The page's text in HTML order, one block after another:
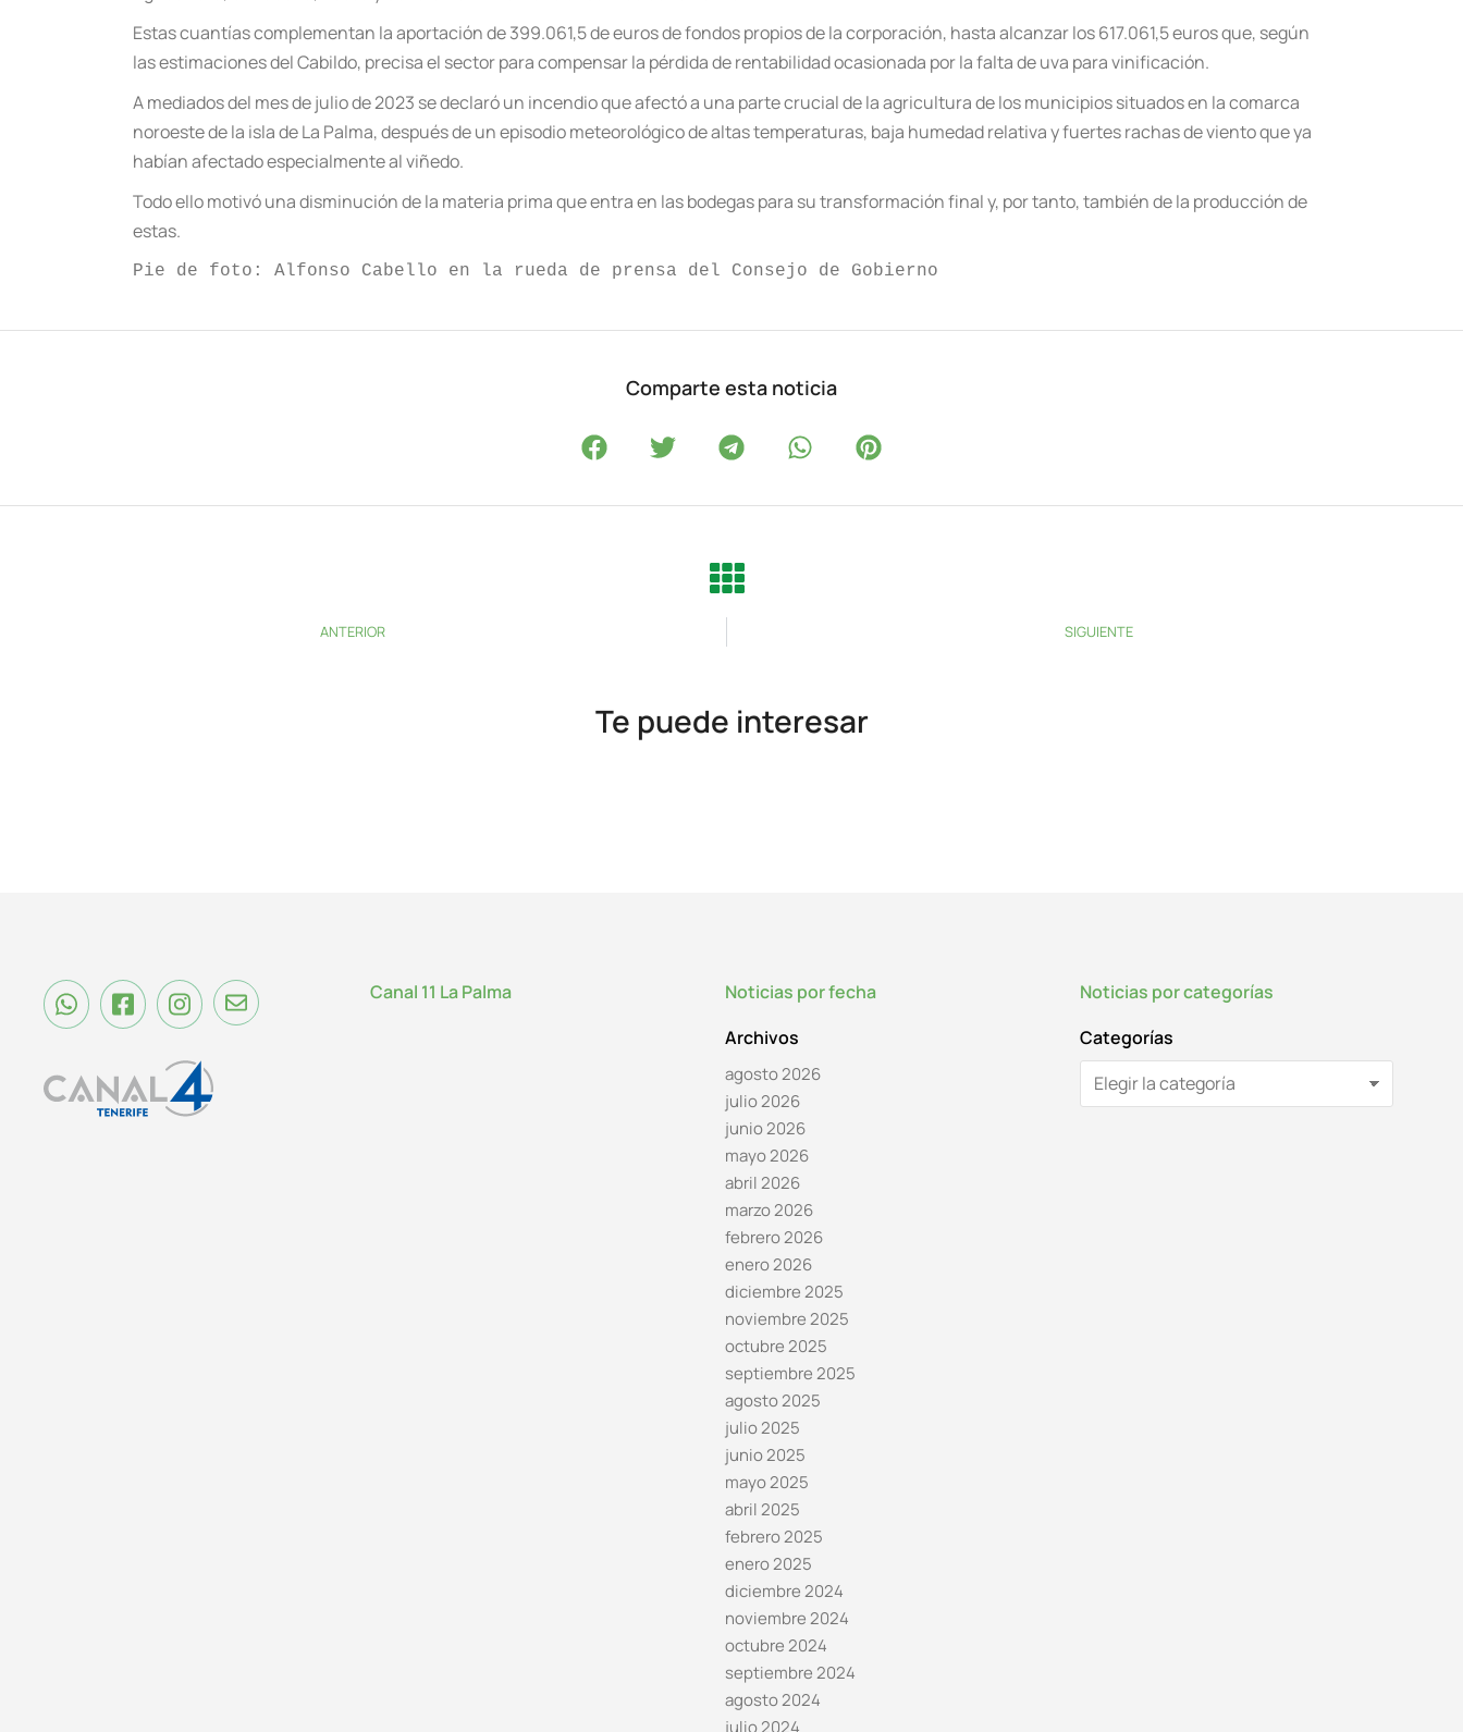
Estas cuantías complementan la aportación de 399.061,5 de euros de fondos propios de la corporación, hasta alcanzar los 617.061,5 euros que, según
las estimaciones del Cabildo, precisa el sector para compensar la pérdida de rentabilidad ocasionada por la falta de uva para vinificación.
A mediados del mes de julio de 2023 se declaró un incendio que afectó a una parte crucial de la agricultura de los municipios situados en la comarca
noroeste de la isla de La Palma, después de un episodio meteorológico de altas temperaturas, baja humedad relativa y fuertes rachas de viento que ya
habían afectado especialmente al viñedo.
Todo ello motivó una disminución de la materia prima que entra en las bodegas para su transformación final y, por tanto, también de la producción de
estas.
Pie de foto: Alfonso Cabello en la rueda de prensa del Consejo de Gobierno
Comparte esta noticia
ANTERIOR SIGUIENTE
Te puede interesar
Canal 11 La Palma
Noticias por fecha
Archivos
agosto 2026
julio 2026
junio 2026
mayo 2026
abril 2026
marzo 2026
febrero 2026
enero 2026
diciembre 2025
noviembre 2025
octubre 2025
septiembre 2025
agosto 2025
julio 2025
junio 2025
mayo 2025
abril 2025
febrero 2025
enero 2025
diciembre 2024
noviembre 2024
octubre 2024
septiembre 2024
agosto 2024
julio 2024
Noticias por categorías
Categorías